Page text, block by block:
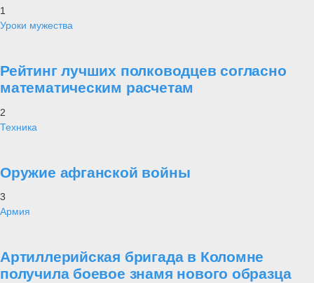
1
Уроки мужества
Рейтинг лучших полководцев согласно
математическим расчетам
2
Техника
Оружие афганской войны
3
Армия
Артиллерийская бригада в Коломне
получила боевое знамя нового образца